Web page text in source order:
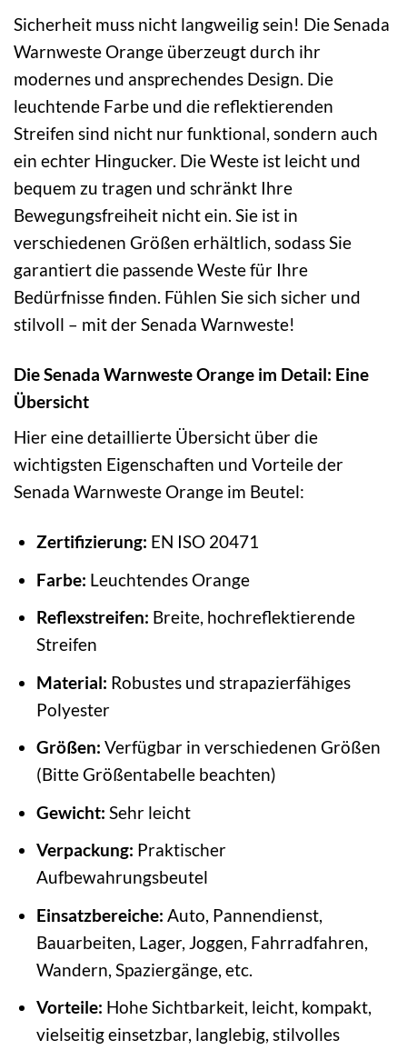
Sicherheit muss nicht langweilig sein! Die Senada
Warnweste Orange überzeugt durch ihr
modernes und ansprechendes Design. Die
leuchtende Farbe und die reflektierenden
Streifen sind nicht nur funktional, sondern auch
ein echter Hingucker. Die Weste ist leicht und
bequem zu tragen und schränkt Ihre
Bewegungsfreiheit nicht ein. Sie ist in
verschiedenen Größen erhältlich, sodass Sie
garantiert die passende Weste für Ihre
Bedürfnisse finden. Fühlen Sie sich sicher und
stilvoll – mit der Senada Warnweste!
Die Senada Warnweste Orange im Detail: Eine
Übersicht
Hier eine detaillierte Übersicht über die
wichtigsten Eigenschaften und Vorteile der
Senada Warnweste Orange im Beutel:
Zertifizierung: EN ISO 20471
Farbe: Leuchtendes Orange
Reflexstreifen: Breite, hochreflektierende
Streifen
Material: Robustes und strapazierfähiges
Polyester
Größen: Verfügbar in verschiedenen Größen
(Bitte Größentabelle beachten)
Gewicht: Sehr leicht
Verpackung: Praktischer
Aufbewahrungsbeutel
Einsatzbereiche: Auto, Pannendienst,
Bauarbeiten, Lager, Joggen, Fahrradfahren,
Wandern, Spaziergänge, etc.
Vorteile: Hohe Sichtbarkeit, leicht, kompakt,
vielseitig einsetzbar, langlebig, stilvolles